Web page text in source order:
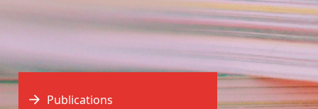
Publications